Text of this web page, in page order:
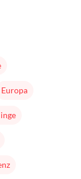
Europa